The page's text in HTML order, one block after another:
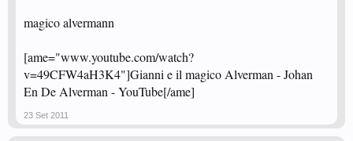
magico alvermann
[ame="www.youtube.com/watch?
v=49CFW4aH3K4"]Gianni e il magico Alverman - Johan
En De Alverman - YouTube[/ame]
23 Set 2011